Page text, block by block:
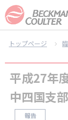
トップページ
平成27年
中四国支
報告